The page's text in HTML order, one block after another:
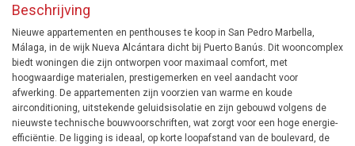
Beschrijving
Nieuwe appartementen en penthouses te koop in San Pedro Marbella,
Málaga, in de wijk Nueva Alcántara dicht bij Puerto Banús. Dit wooncomplex
biedt woningen die zijn ontworpen voor maximaal comfort, met
hoogwaardige materialen, prestigemerken en veel aandacht voor
afwerking. De appartementen zijn voorzien van warme en koude
airconditioning, uitstekende geluidsisolatie en zijn gebouwd volgens de
nieuwste technische bouwvoorschriften, wat zorgt voor een hoge energie-
efficiëntie. De ligging is ideaal, op korte loopafstand van de boulevard, de